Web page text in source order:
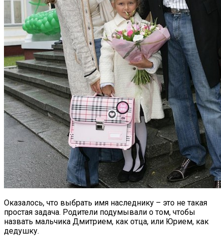
Оказалось, что выбрать имя наследнику – это не такая
простая задача. Родители подумывали о том, чтобы
назвать мальчика Дмитрием, как отца, или Юрием, как
дедушку.